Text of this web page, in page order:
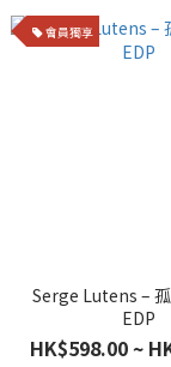
會員獨享
Serge Lutens –
EDP
HK$598.00 ~